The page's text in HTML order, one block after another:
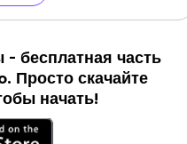
бесплатная часть
Просто скачайте
начать!